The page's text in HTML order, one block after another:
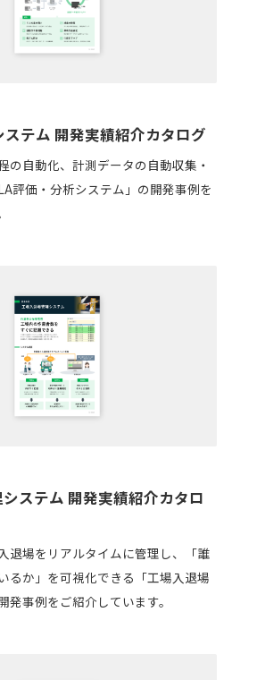
ステム 開発実績紹介カタログ
の自動化、計測データの自動収集・
評価・分析システム」の開発事例を
ステム 開発実績紹介カタロ
退場をリアルタイムに管理し、「誰
るか」を可視化できる「工場入退場
発事例をご紹介しています。